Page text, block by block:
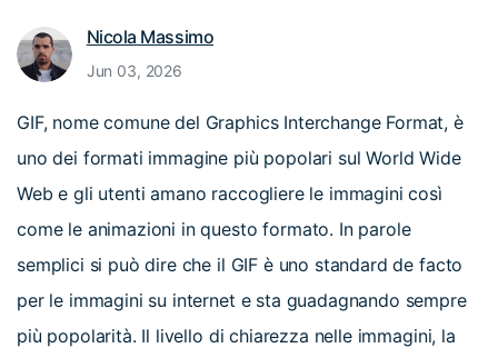
Supporto
Testo
Creare
Tip per Editing
Tip per Screen Recorder
Diversi Editor Video
Tip per YouTube
Centro Aiuto
Contattaci Storie dei clienti
raggiungono il successo
Supporto
Apprendimento
NEGOZIO Accedi
cerca
Nicola Massimo
Jun 03, 2026
GIF, nome comune del Graphics Interchange Format, è
uno dei formati immagine più popolari sul World Wide
Web e gli utenti amano raccogliere le immagini così
come le animazioni in questo formato. In parole
semplici si può dire che il GIF è uno standard de facto
per le immagini su internet e sta guadagnando sempre
più popolarità. Il livello di chiarezza nelle immagini, la